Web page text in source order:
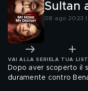
Sultan
08 ago 2023 |
VAI ALLA SERIE LA TUA
Dopo aver scoperto il
duramente contro